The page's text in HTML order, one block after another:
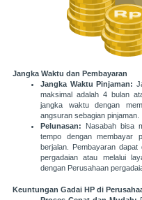
Jangka Waktu dan Pembayaran
Jangka Waktu Pinjaman:
maksimal adalah 4 bulan
jangka waktu dengan
angsuran sebagian pinjaman​.
Pelunasan: Nasabah bisa
tempo dengan membayar
berjalan. Pembayaran
pergadaian atau melalui
dengan Perusahaan
Keuntungan Gadai HP di